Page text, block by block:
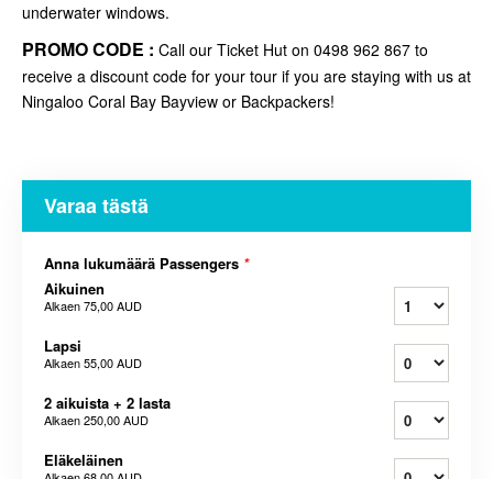
underwater windows.
PROMO CODE : Call our Ticket Hut on 0498 962 867 to
receive a discount code for your tour if you are staying with us at
Ningaloo Coral Bay Bayview or Backpackers!
Varaa tästä
Anna lukumäärä Passengers *
Aikuinen
Alkaen75,00 AUD
Lapsi
Alkaen55,00 AUD
2 aikuista + 2 lasta
Alkaen250,00 AUD
Eläkeläinen